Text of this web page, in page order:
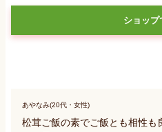
ショップ
あやなみ(20代・女性)
松茸ご飯の素でご飯とも相性も